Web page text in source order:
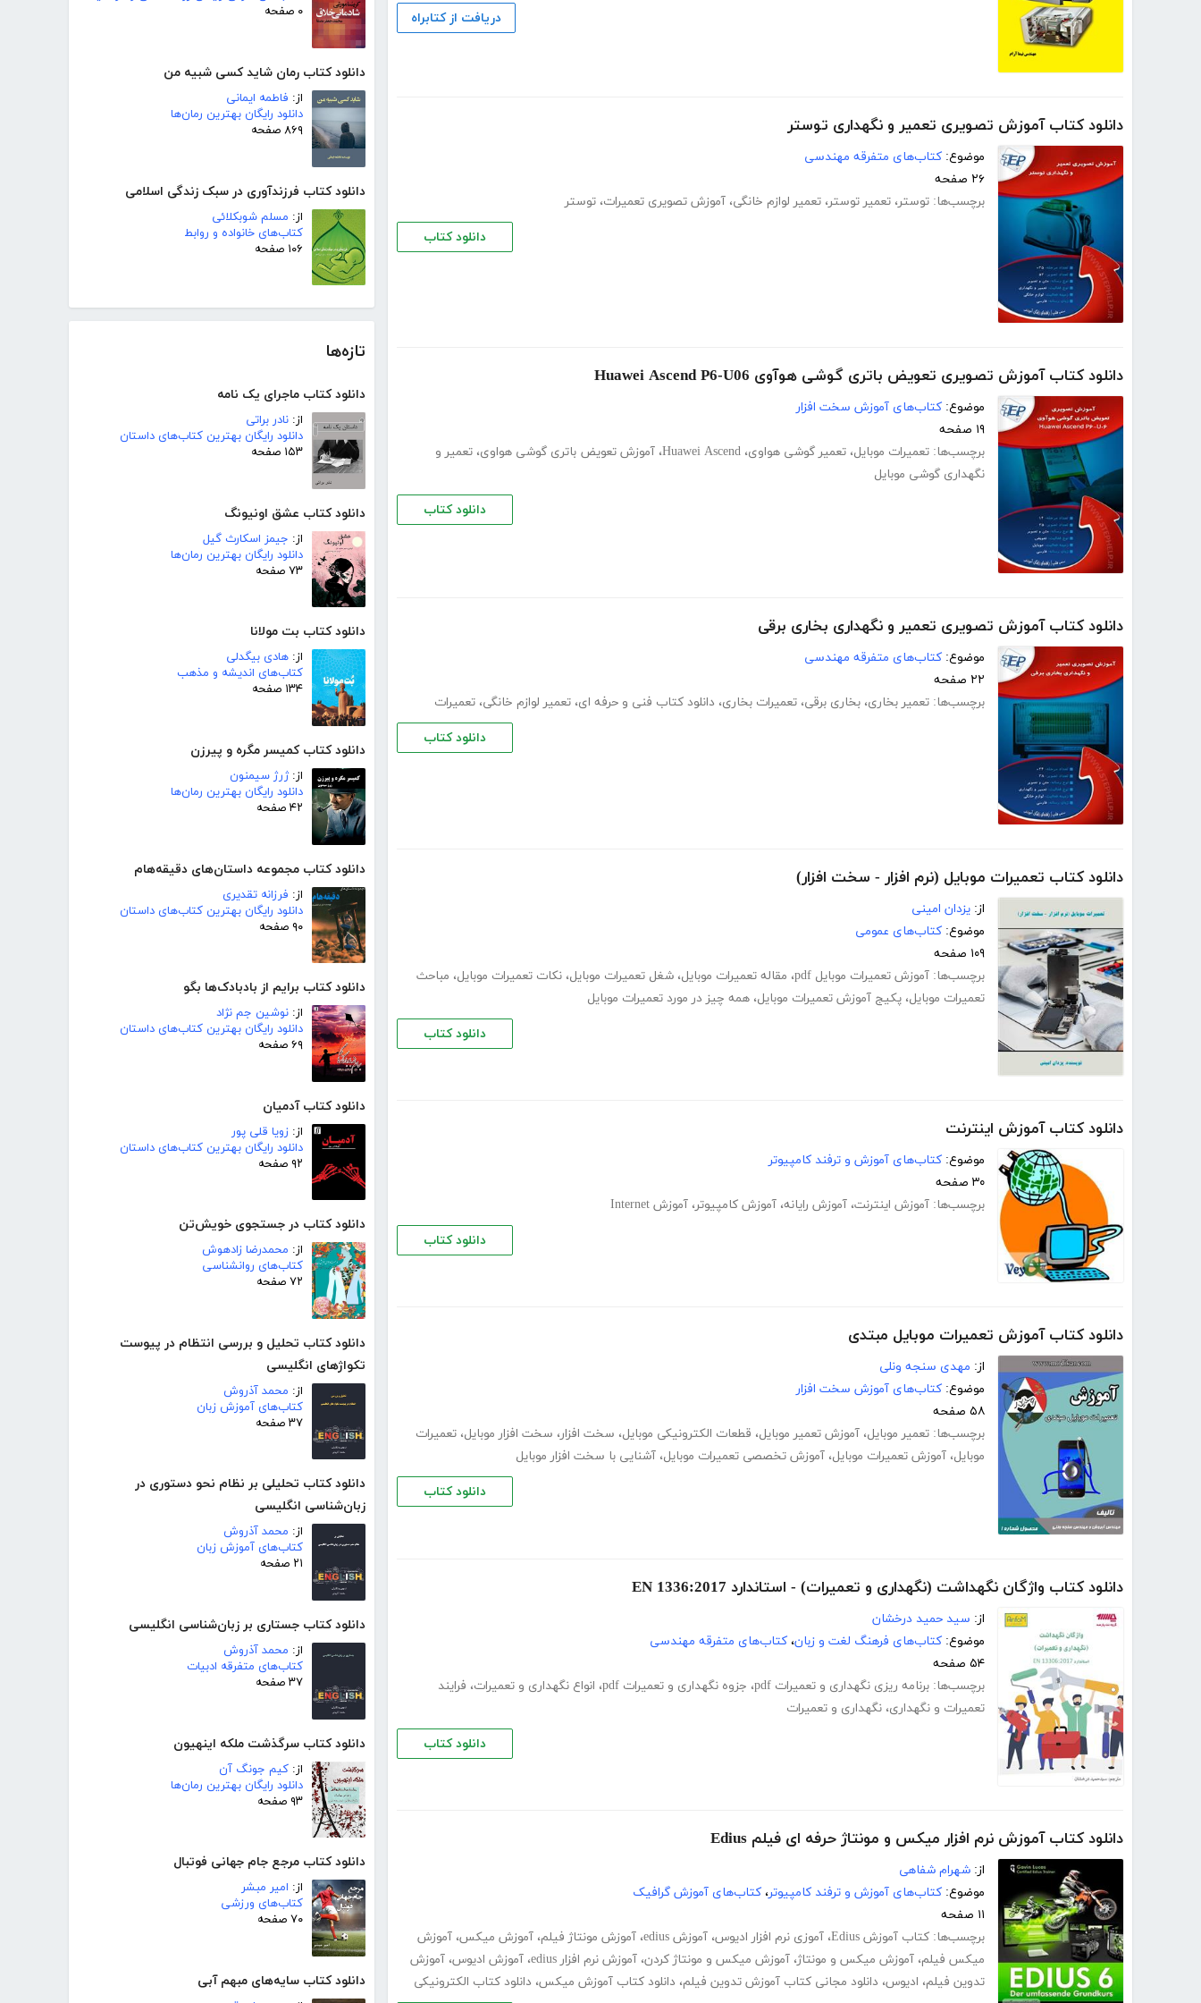
۰ صفحه
دانلود کتاب رمان شاید کسی شبیه من
از: فاطمه ایمانی
دانلود رایگان بهترین رمان‌ها
۸۶۹ صفحه
دانلود کتاب فرزندآوری در سبک زندگی اسلامی
از: مسلم شوبکلائی
کتاب‌های خانواده و روابط
۱۰۶ صفحه
تازه‌ها
دانلود کتاب ماجرای یک نامه
از: نادر براتی
دانلود رایگان بهترین کتاب‌های داستان
۱۵۳ صفحه
دانلود کتاب عشق اونیونگ
از: جیمز اسکارث گیل
دانلود رایگان بهترین رمان‌ها
۷۳ صفحه
دانلود کتاب بت مولانا
از: هادی بیگدلی
کتاب‌های اندیشه و مذهب
۱۳۴ صفحه
دانلود کتاب کمیسر مگره و پیرزن
از:ژرژ سیمنون
دانلود رایگان بهترین رمان‌ها
۴۲ صفحه
دانلود کتاب مجموعه داستان‌های دقیقه‌هام
از: فرزانه تقدیری
دانلود رایگان بهترین کتاب‌های داستان
۹۰ صفحه
دانلود کتاب برایم از بادبادک‌ها بگو
از: نوشین جم نژاد
دانلود رایگان بهترین کتاب‌های داستان
۶۹ صفحه
دانلود کتاب آدمیان
از: زویا قلی پور
دانلود رایگان بهترین کتاب‌های داستان
۹۲ صفحه
دانلود کتاب در جستجوی خویش‌تن
از: محمدرضا زادهوش
کتاب‌های روانشناسی
۷۲ صفحه
دانلود کتاب تحلیل و بررسی انتظام در پیوست
تکواژهای انگلیسی
از: محمد آذروش
کتاب‌های آموزش زبان
۳۷ صفحه
دانلود کتاب تحلیلی بر نظام نحو دستوری در
زبان‌شناسی انگلیسی
از: محمد آذروش
کتاب‌های آموزش زبان
۲۱ صفحه
دانلود کتاب جستاری بر زبان‌شناسی انگلیسی
از: محمد آذروش
کتاب‌های متفرقه ادبیات
۳۷ صفحه
دانلود کتاب سرگذشت ملکه اینهیون
از: کیم جونگ آن
دانلود رایگان بهترین رمان‌ها
۹۳ صفحه
دانلود کتاب مرجع جام جهانی فوتبال
از: امیر مبشر
کتاب‌های ورزشی
۷۰ صفحه
دانلود کتاب سایه‌های مبهم آبی
دریافت از کتابراه
دانلود کتاب آموزش تصویری تعمیر و نگهداری توستر
موضوع: کتاب‌های متفرقه مهندسی
۲۶ صفحه
برچسب‌ها: توستر، تعمیر توستر، تعمیر لوازم خانگی، آموزش تصویری تعمیرات، توستر
دانلود کتاب
دانلود کتاب آموزش تصویری تعویض باتری گوشی هوآوی Huawei Ascend P6-U06
موضوع: کتاب‌های آموزش سخت افزار
۱۹ صفحه
برچسب‌ها: تعمیرات موبایل، تعمیر گوشی هواوی، Huawei Ascend، آموزش تعویض باتری گوشی هواوی، تعمیر و
نگهداری گوشی موبایل
دانلود کتاب
دانلود کتاب آموزش تصویری تعمیر و نگهداری بخاری برقی
موضوع: کتاب‌های متفرقه مهندسی
۲۲ صفحه
برچسب‌ها: تعمیر بخاری، بخاری برقی، تعمیرات بخاری، دانلود کتاب فنی و حرفه ای، تعمیر لوازم خانگی، تعمیرات
دانلود کتاب
دانلود کتاب تعمیرات موبایل (نرم افزار - سخت افزار)
از: یزدان امینی
موضوع: کتاب‌های عمومی
۱۰۹ صفحه
برچسب‌ها: آموزش تعمیرات موبایل pdf ، مقاله تعمیرات موبایل، شغل تعمیرات موبایل، نکات تعمیرات موبایل، مباحث
تعمیرات موبایل، پکیج آموزش تعمیرات موبایل، همه چیز در مورد تعمیرات موبایل
دانلود کتاب
دانلود کتاب آموزش اینترنت
موضوع: کتاب‌های آموزش و ترفند کامپیوتر
۳۰ صفحه
برچسب‌ها: آموزش اینترنت، آموزش رایانه، آموزش کامپیوتر، آموزش Internet
دانلود کتاب
دانلود کتاب آموزش تعمیرات موبایل مبتدی
از: مهدی سنجه ونلی
موضوع: کتاب‌های آموزش سخت افزار
۵۸ صفحه
برچسب‌ها: تعمیر موبایل، آموزش تعمیر موبایل، قطعات الکترونیکی موبایل، سخت افزار، سخت افزار موبایل، تعمیرات
موبایل، آموزش تعمیرات موبایل، آموزش تخصصی تعمیرات موبایل، آشنایی با سخت افزار موبایل
دانلود کتاب
دانلود کتاب واژگان نگهداشت (نگهداری و تعمیرات) - استاندارد EN 1336:2017
از: سید حمید درخشان
موضوع: کتاب‌های فرهنگ لغت و زبان، کتاب‌های متفرقه مهندسی
۵۴ صفحه
برچسب‌ها: برنامه ریزی نگهداری و تعمیرات pdf ، جزوه نگهداری و تعمیرات pdf ، انواع نگهداری و تعمیرات، فرایند
تعمیرات و نگهداری، نگهداری و تعمیرات
دانلود کتاب
دانلود کتاب آموزش نرم افزار میکس و مونتاژ حرفه ای فیلم Edius
از: شهرام شفاهی
موضوع: کتاب‌های آموزش و ترفند کامپیوتر، کتاب‌های آموزش گرافیک
۱۱ صفحه
برچسب‌ها: کتاب آموزش Edius ، آموزی نرم افزار ادیوس، آموزش edius ، آموزش مونتاژ فیلم، آموزش میکس، آموزش
میکس فیلم، آموزش میکس و مونتاژ، آموزش میکس و مونتاژ کردن، آموزش نرم افزار edius ، آموزش ادیوس، آموزش
تدوین فیلم، ادیوس، دانلود مجانی کتاب آموزش تدوین فیلم، دانلود کتاب آموزش میکس، دانلود کتاب الکترونیکی